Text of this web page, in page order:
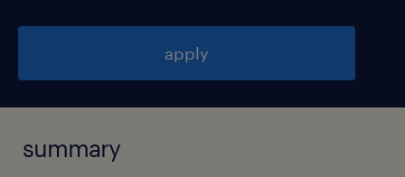
apply
summary